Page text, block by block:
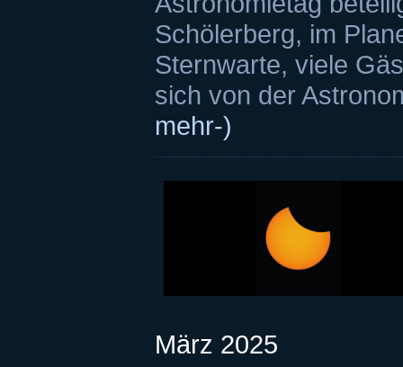
Schölerberg, im
Sternwarte, viele
sich von der
mehr-)
März 2025